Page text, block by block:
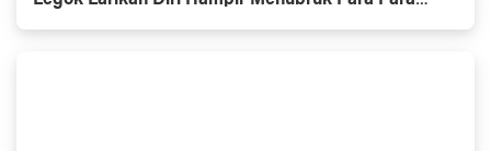
Personil